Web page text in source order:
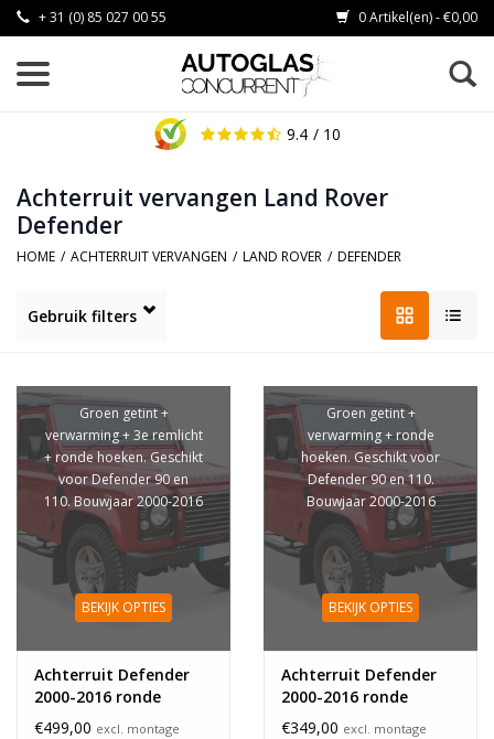
+ 31 (0) 85 027 00 55 0 Artikel(en) - €0,00
9.4 / 10
Achterruit vervangen Land Rover
Defender
HOME / ACHTERRUIT VERVANGEN / LAND ROVER / DEFENDER
Gebruik filters
Groen getint +
verwarming + 3e remlicht
+ ronde hoeken. Geschikt
voor Defender 90 en
110. Bouwjaar 2000-2016
BEKIJK OPTIES
Achterruit Defender
2000-2016 ronde
hoeken 3e remlicht
€499,00 excl. montage
Groen getint +
verwarming + ronde
hoeken. Geschikt voor
Defender 90 en 110.
Bouwjaar 2000-2016
BEKIJK OPTIES
Achterruit Defender
2000-2016 ronde
hoeken
€349,00 excl. montage